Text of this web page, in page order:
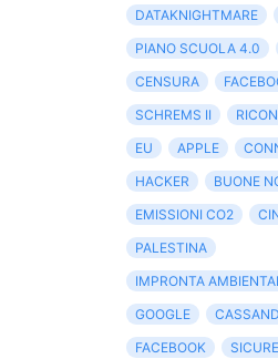
DATAKNIGHTMARE
PIANO SCUOLA 4.0
CENSURA
SCHREMS II
EU
APPLE
HACKER
BUONE
EMISSIONI CO2
PALESTINA
IMPRONTA
GOOGLE
FACEBOOK